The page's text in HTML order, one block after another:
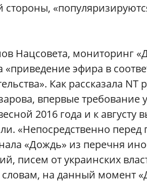
Нацсовета, мониторинг
эфира в
Как рассказала
впервые требование
2016 года и к августу
«Непосредственно
«Дождь» из перечня
писем от украинских
словам, на данный момент